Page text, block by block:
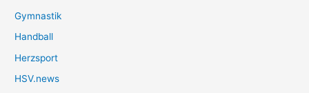
Gymnastik
Handball
Herzsport
HSV.news